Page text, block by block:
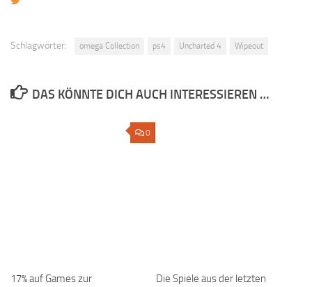
Schlagwörter: omega Collection ps4 Uncharted 4 Wipeout
DAS KÖNNTE DICH AUCH INTERESSIEREN …
0
17% auf Games zur
Die Spiele aus der letzten